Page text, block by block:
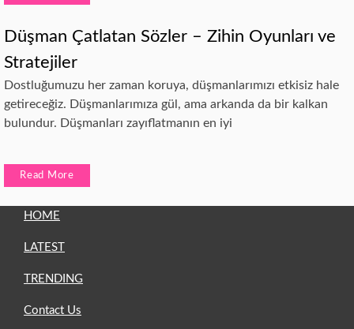
Düşman Çatlatan Sözler – Zihin Oyunları ve
Stratejiler
Dostluğumuzu her zaman koruya, düşmanlarımızı etkisiz hale
getireceğiz. Düşmanlarımıza gül, ama arkanda da bir kalkan
bulundur. Düşmanları zayıflatmanın en iyi
Read More
HOME
LATEST
TRENDING
Contact Us